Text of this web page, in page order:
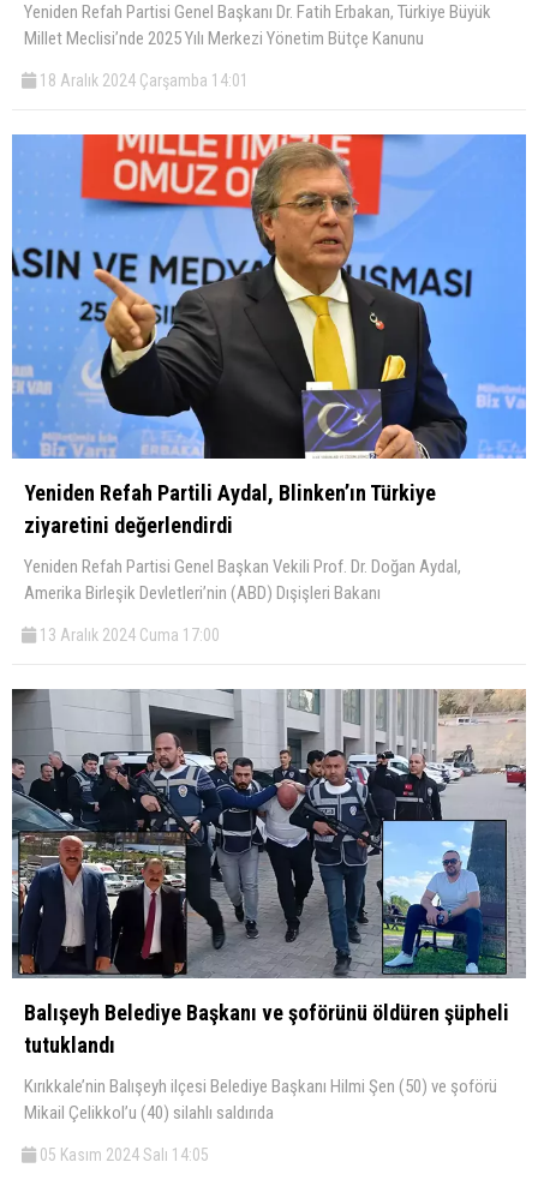
Yeniden Refah Partisi Genel Başkanı Dr. Fatih Erbakan, Türkiye Büyük
Millet Meclisi’nde 2025 Yılı Merkezi Yönetim Bütçe Kanunu
18 Aralık 2024 Çarşamba 14:01
Yeniden Refah Partili Aydal, Blinken’ın Türkiye
ziyaretini değerlendirdi
Yeniden Refah Partisi Genel Başkan Vekili Prof. Dr. Doğan Aydal,
Amerika Birleşik Devletleri’nin (ABD) Dışişleri Bakanı
13 Aralık 2024 Cuma 17:00
Balışeyh Belediye Başkanı ve şoförünü öldüren şüpheli
tutuklandı
Kırıkkale’nin Balışeyh ilçesi Belediye Başkanı Hilmi Şen (50) ve şoförü
Mikail Çelikkol’u (40) silahlı saldırıda
05 Kasım 2024 Salı 14:05